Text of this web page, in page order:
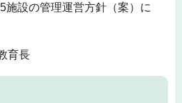
設の管理運営方針（案）に
育長